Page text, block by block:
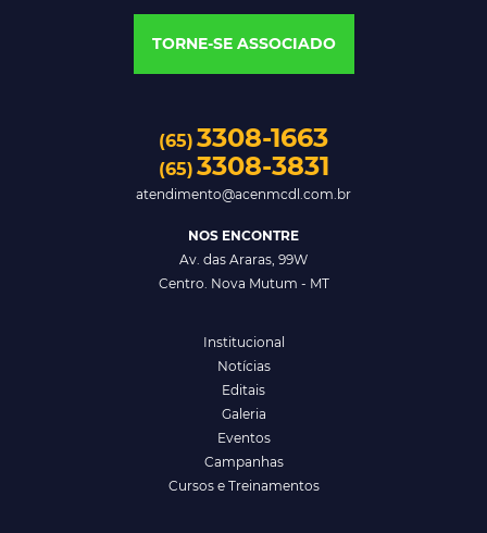
TORNE-SE ASSOCIADO
(65) 3308-1663
(65) 3308-3831
atendimento@acenmcdl.com.br
NOS ENCONTRE
Av. das Araras, 99W
Centro. Nova Mutum - MT
Institucional
Notícias
Editais
Galeria
Eventos
Campanhas
Cursos e Treinamentos